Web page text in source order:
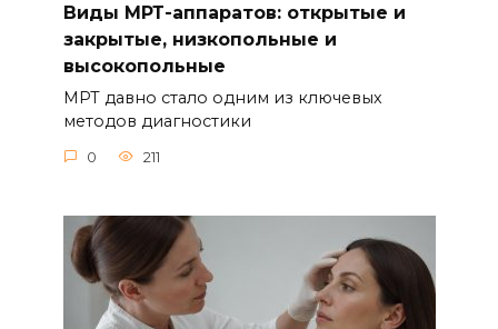
Виды МРТ-аппаратов: открытые и
закрытые, низкопольные и
высокопольные
МРТ давно стало одним из ключевых
методов диагностики
0 211